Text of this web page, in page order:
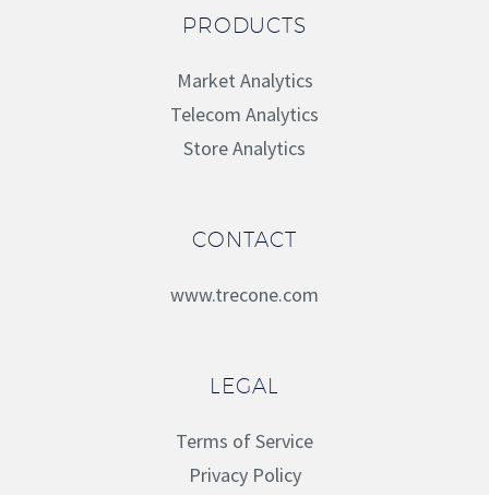
PRODUCTS
Market Analytics
Telecom Analytics
Store Analytics
CONTACT
www.trecone.com
LEGAL
Terms of Service
Privacy Policy